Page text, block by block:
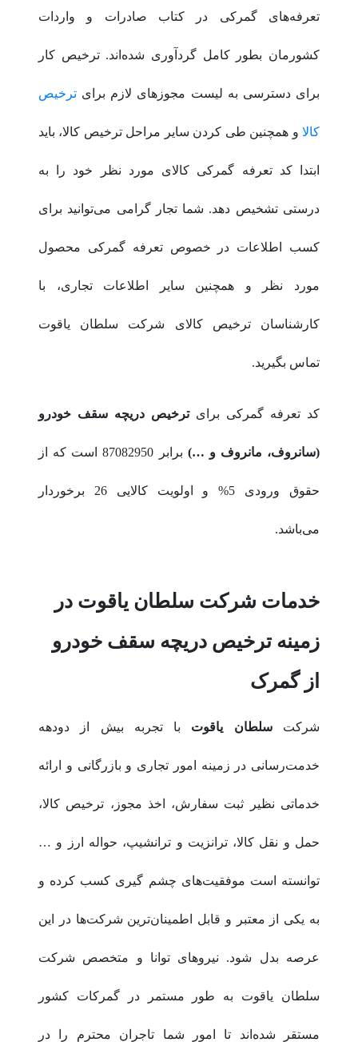
تعرفه‌های گمرکی در کتاب صادرات و واردات
کشورمان بطور کامل گردآوری شده‌اند. ترخیص کار
برای دسترسی به لیست مجوزهای لازم برای ترخیص
کالا و همچنین طی کردن سایر مراحل ترخیص کالا، باید
ابتدا کد تعرفه گمرکی کالای مورد نظر خود را به
درستی تشخیص دهد. شما تجار گرامی می‌توانید برای
کسب اطلاعات در خصوص تعرفه گمرکی محصول
مورد نظر و همچنین سایر اطلاعات تجاری، با
کارشناسان ترخیص کالای شرکت سلطان یاقوت
تماس بگیرید.
کد تعرفه گمرکی برایترخیص دریچه سقف خودرو
(سانروف، مانروف و …) برابر 87082950 است که از
حقوق ورودی 5% و اولویت کالایی 26 برخوردار
می‌باشد.
خدمات شرکت سلطان یاقوت در
زمینه ترخیص دریچه سقف خودرو
از گمرک
شرکتسلطان یاقوت با تجربه بیش از دودهه
خدمت‌رسانی در زمینه امور تجاری و بازرگانی و ارائه
خدماتی نظیر ثبت سفارش، اخذ مجوز، ترخیص کالا،
حمل و نقل کالا، ترانزیت و ترانشیپ، حواله ارز و …
توانسته است موفقیت‌های چشم گیری کسب کرده و
به یکی از معتبر و قابل اطمینان‌ترین شرکت‌ها در این
عرصه بدل شود. نیروهای توانا و متخصص شرکت
سلطان یاقوت به طور مستمر در گمرکات کشور
مستقر شده‌اند تا امور شما تاجران محترم را در